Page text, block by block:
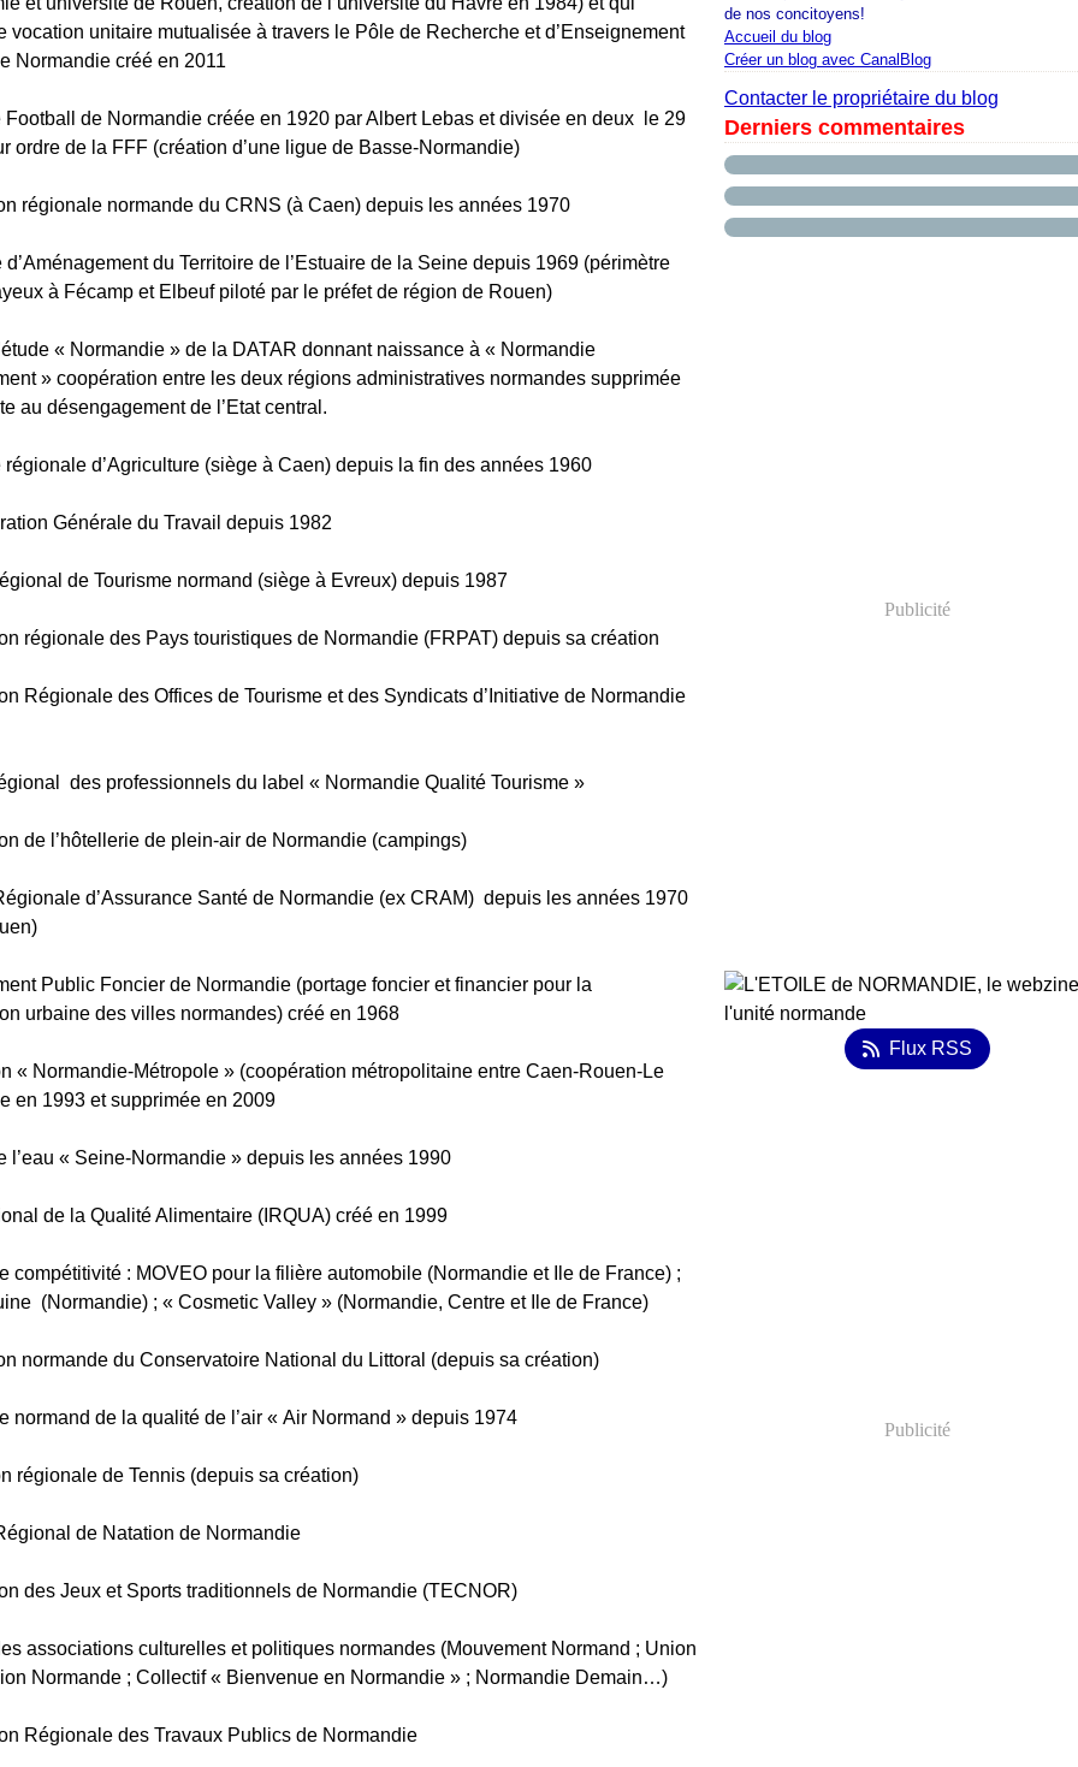
vocation unitaire mutualisée à travers le Pôle de Recherche et d’Enseignement
Normandie créé en 2011
Football de Normandie créée en 1920 par Albert Lebas et divisée en deux le 29
ordre de la FFF (création d’une ligue de Basse-Normandie)
régionale normande du CRNS (à Caen) depuis les années 1970
d’Aménagement du Territoire de l’Estuaire de la Seine depuis 1969 (périmètre
à Fécamp et Elbeuf piloté par le préfet de région de Rouen)
« Normandie » de la DATAR donnant naissance à « Normandie
» coopération entre les deux régions administratives normandes supprimée
au désengagement de l’Etat central.
régionale d’Agriculture (siège à Caen) depuis la fin des années 1960
Générale du Travail depuis 1982
de Tourisme normand (siège à Evreux) depuis 1987
régionale des Pays touristiques de Normandie (FRPAT) depuis sa création
Régionale des Offices de Tourisme et des Syndicats d’Initiative de Normandie
des professionnels du label « Normandie Qualité Tourisme »
de l’hôtellerie de plein-air de Normandie (campings)
d’Assurance Santé de Normandie (ex CRAM) depuis les années 1970
Public Foncier de Normandie (portage foncier et financier pour la
urbaine des villes normandes) créé en 1968
« Normandie-Métropole » (coopération métropolitaine entre Caen-Rouen-Le
en 1993 et supprimée en 2009
l’eau « Seine-Normandie » depuis les années 1990
de la Qualité Alimentaire (IRQUA) créé en 1999
compétitivité : MOVEO pour la filière automobile (Normandie et Ile de France) ;
(Normandie) ; « Cosmetic Valley » (Normandie, Centre et Ile de France)
normande du Conservatoire National du Littoral (depuis sa création)
normand de la qualité de l’air « Air Normand » depuis 1974
régionale de Tennis (depuis sa création)
de Natation de Normandie
des Jeux et Sports traditionnels de Normandie (TECNOR)
associations culturelles et politiques normandes (Mouvement Normand ; Union
Normande ; Collectif « Bienvenue en Normandie » ; Normandie Demain…)
Régionale des Travaux Publics de Normandie
de nos concitoyens!
Accueil du blog
Créer un blog avec CanalBlog
Contacter le propriétaire du blog
Derniers commentaires
Publicité
Flux RSS
Publicité